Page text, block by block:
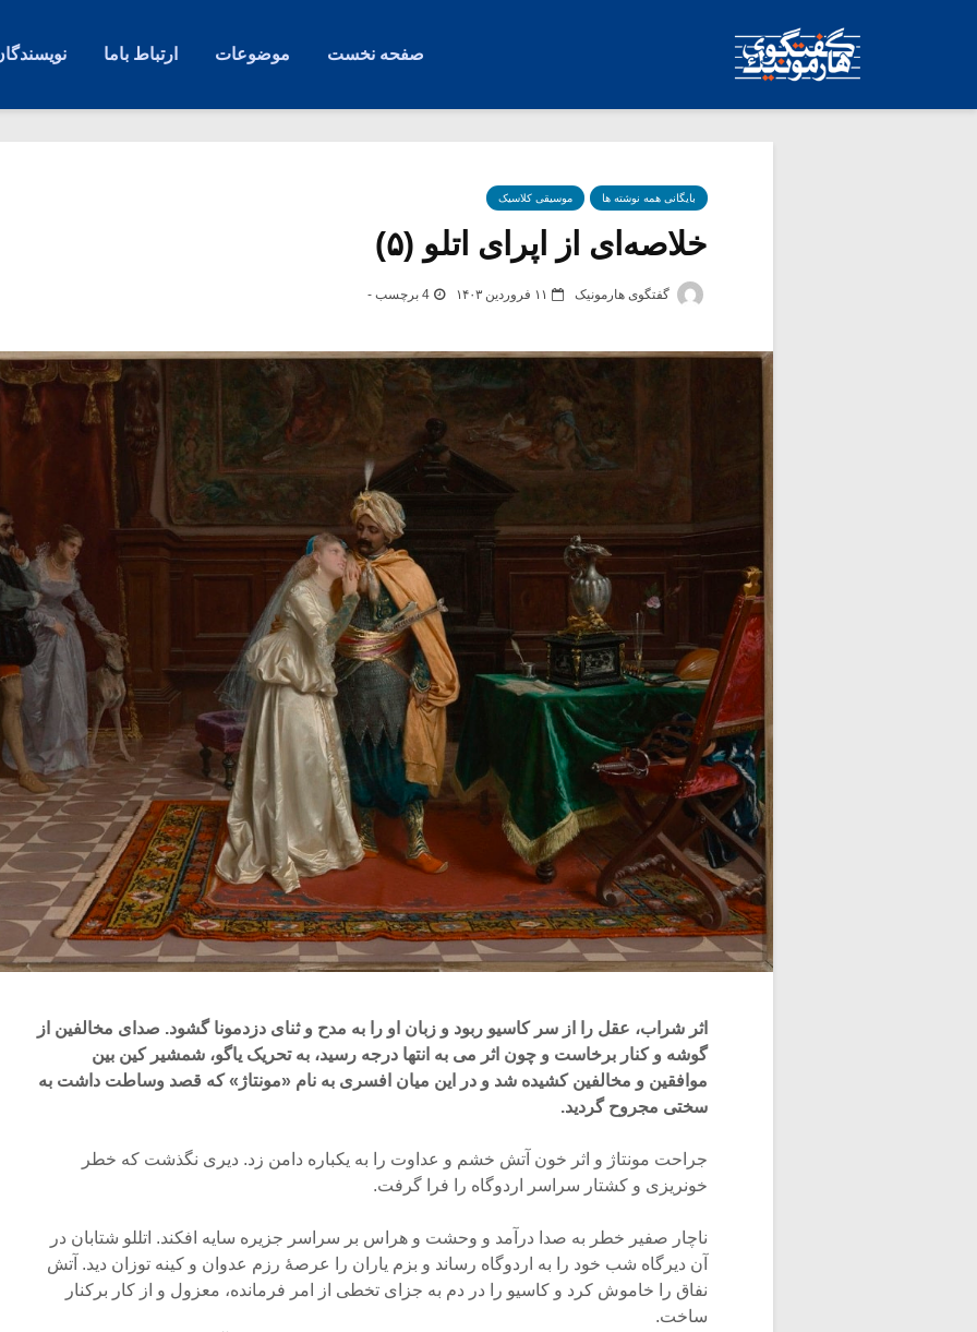
صفحه نخست موضوعات ارتباط باما
بایگانی همه نوشته ها موسیقی کلاسیک
خلاصه‌ای از اپرای اتلو (۵)
گفتگوی هارمونیک ۱۱ فروردین ۱۴۰۳ 4 برچسب -
اثر شراب، عقل را از سر کاسیو ربود و زبان او را به مدح و ثنای دزدمونا گشود. صدای مخالفین از
گوشه و کنار برخاست و چون اثر می به انتها درجه رسید، به تحریک یاگو، شمشیر کین بین
موافقین و مخالفین کشیده شد و در این میان افسری به نام «مونتاژ» که قصد وساطت داشت به
سختی مجروح گردید.
جراحت مونتاژ و اثر خون آتش خشم و عداوت را به یکباره دامن زد. دیری نگذشت که خطر
خونریزی و کشتار سراسر اردوگاه را فرا گرفت.
ناچار صفیر خطر به صدا درآمد و وحشت و هراس بر سراسر جزیره سایه افکند. اتللو شتابان در
آن دیرگاه شب خود را به اردوگاه رساند و بزم یاران را عرصهٔ رزم عدوان و کینه توزان دید. آتش
نفاق را خاموش کرد و کاسیو را در دم به جزای تخطی از امر فرمانده، معزول و از کار برکنار
ساخت.